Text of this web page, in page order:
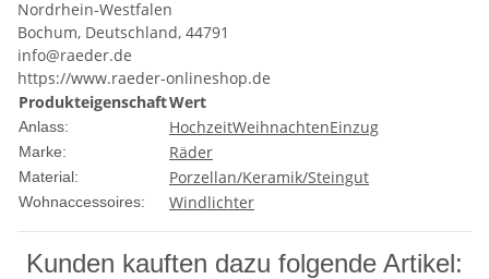
Nordrhein-Westfalen
Bochum, Deutschland, 44791
info@raeder.de
https://www.raeder-onlineshop.de
ProdukteigenschaftWert
Anlass: HochzeitWeihnachtenEinzug
Marke: Räder
Material: Porzellan/Keramik/Steingut
Wohnaccessoires: Windlichter
Kunden kauften dazu folgende Artikel: